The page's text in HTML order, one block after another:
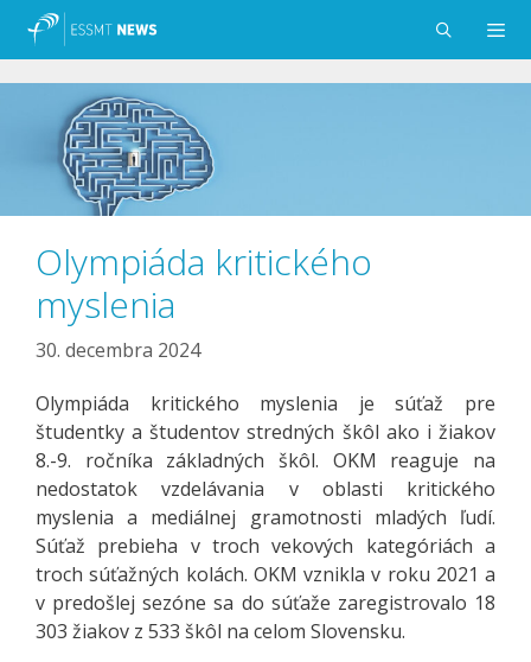
Preskočiť
Menu
Olympiáda kritického
myslenia
30. decembra 2024
Olympiáda kritického myslenia je súťaž pre
študentky a študentov stredných škôl ako i žiakov
8.-9. ročníka základných škôl. OKM reaguje na
nedostatok vzdelávania v oblasti kritického
myslenia a mediálnej gramotnosti mladých ľudí.
Súťaž prebieha v troch vekových kategóriách a
troch súťažných kolách. OKM vznikla v roku 2021 a
v predošlej sezóne sa do súťaže zaregistrovalo 18
303 žiakov z 533 škôl na celom Slovensku.